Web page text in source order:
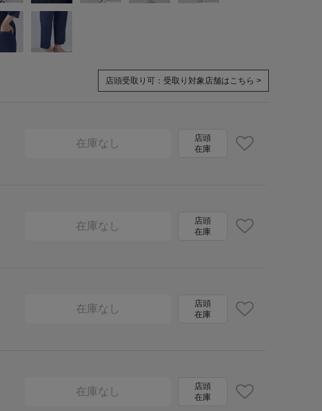
店頭受取り可： 受取り対象店舗はこちら >
在庫なし
店頭
在庫
在庫なし
店頭
在庫
在庫なし
店頭
在庫
在庫なし
店頭
在庫